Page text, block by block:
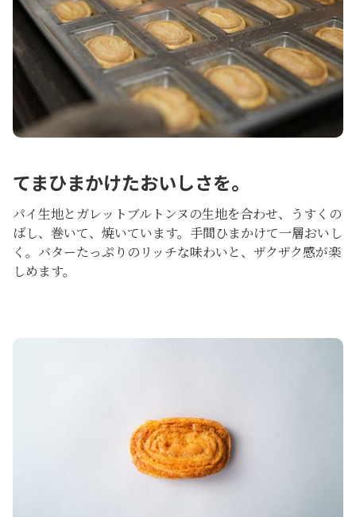
てまひまかけたおいしさを。
パイ生地とガレットブルトンヌの生地を合わせ、うすくの
ばし、巻いて、焼いています。手間ひまかけて一層おいし
く。バターたっぷりのリッチな味わいと、ザクザク感が楽
しめます。